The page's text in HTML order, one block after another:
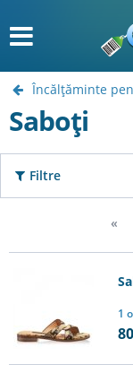
Încălţăminte
Saboți
Filtre
«
1